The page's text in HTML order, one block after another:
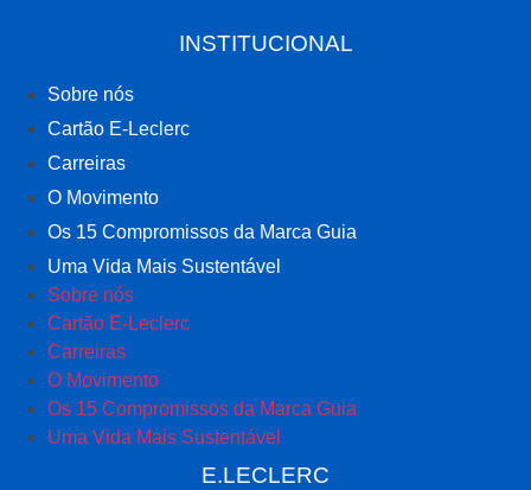
INSTITUCIONAL
Sobre nós
Cartão E-Leclerc
Carreiras
O Movimento
Os 15 Compromissos da Marca Guia
Uma Vida Mais Sustentável
Sobre nós
Cartão E-Leclerc
Carreiras
O Movimento
Os 15 Compromissos da Marca Guia
Uma Vida Mais Sustentável
E.LECLERC